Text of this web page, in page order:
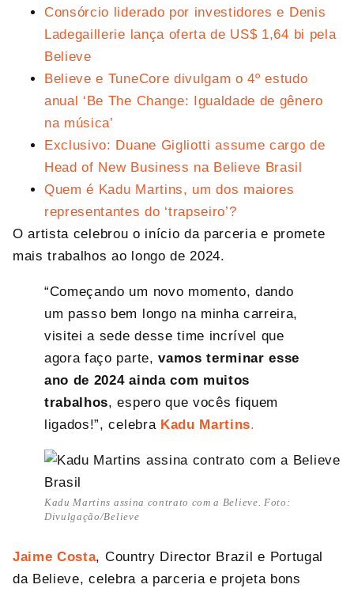
Consórcio liderado por investidores e Denis
Ladegaillerie lança oferta de US$ 1,64 bi pela
Believe
Believe e TuneCore divulgam o 4º estudo
anual ‘Be The Change: Igualdade de gênero
na música’
Exclusivo: Duane Gigliotti assume cargo de
Head of New Business na Believe Brasil
Quem é Kadu Martins, um dos maiores
representantes do ‘trapseiro’?
O artista celebrou o início da parceria e promete
mais trabalhos ao longo de 2024.
“Começando um novo momento, dando
um passo bem longo na minha carreira,
visitei a sede desse time incrível que
agora faço parte,vamos terminar esse
ano de 2024 ainda com muitos
trabalhos, espero que vocês fiquem
ligados!”, celebra Kadu Martins.
Kadu Martins assina contrato com a Believe. Foto:
Divulgação/Believe
Jaime Costa, Country Director Brazil e Portugal
da Believe, celebra a parceria e projeta bons